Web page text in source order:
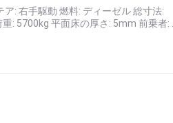
: 右手駆動 燃料: ディーゼル 総寸法:
5700kg 平面床の厚さ: 5mm 前乗者: ...